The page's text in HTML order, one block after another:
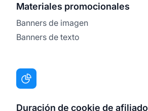
Materiales promocionales
Banners de imagen
Banners de texto
Duración de cookie de afiliado